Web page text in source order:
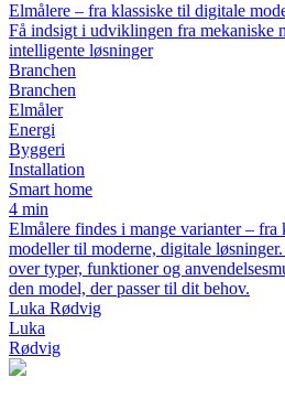
Elmålere – fra klassiske til digitale
Få indsigt i udviklingen fra mekaniske
intelligente løsninger
Branchen
Branchen
Elmåler
Energi
Byggeri
Installation
Smart home
4 min
Elmålere findes i mange varianter – fra
modeller til moderne, digitale
over typer, funktioner og
den model, der passer til dit behov.
Luka Rødvig
Luka
Rødvig